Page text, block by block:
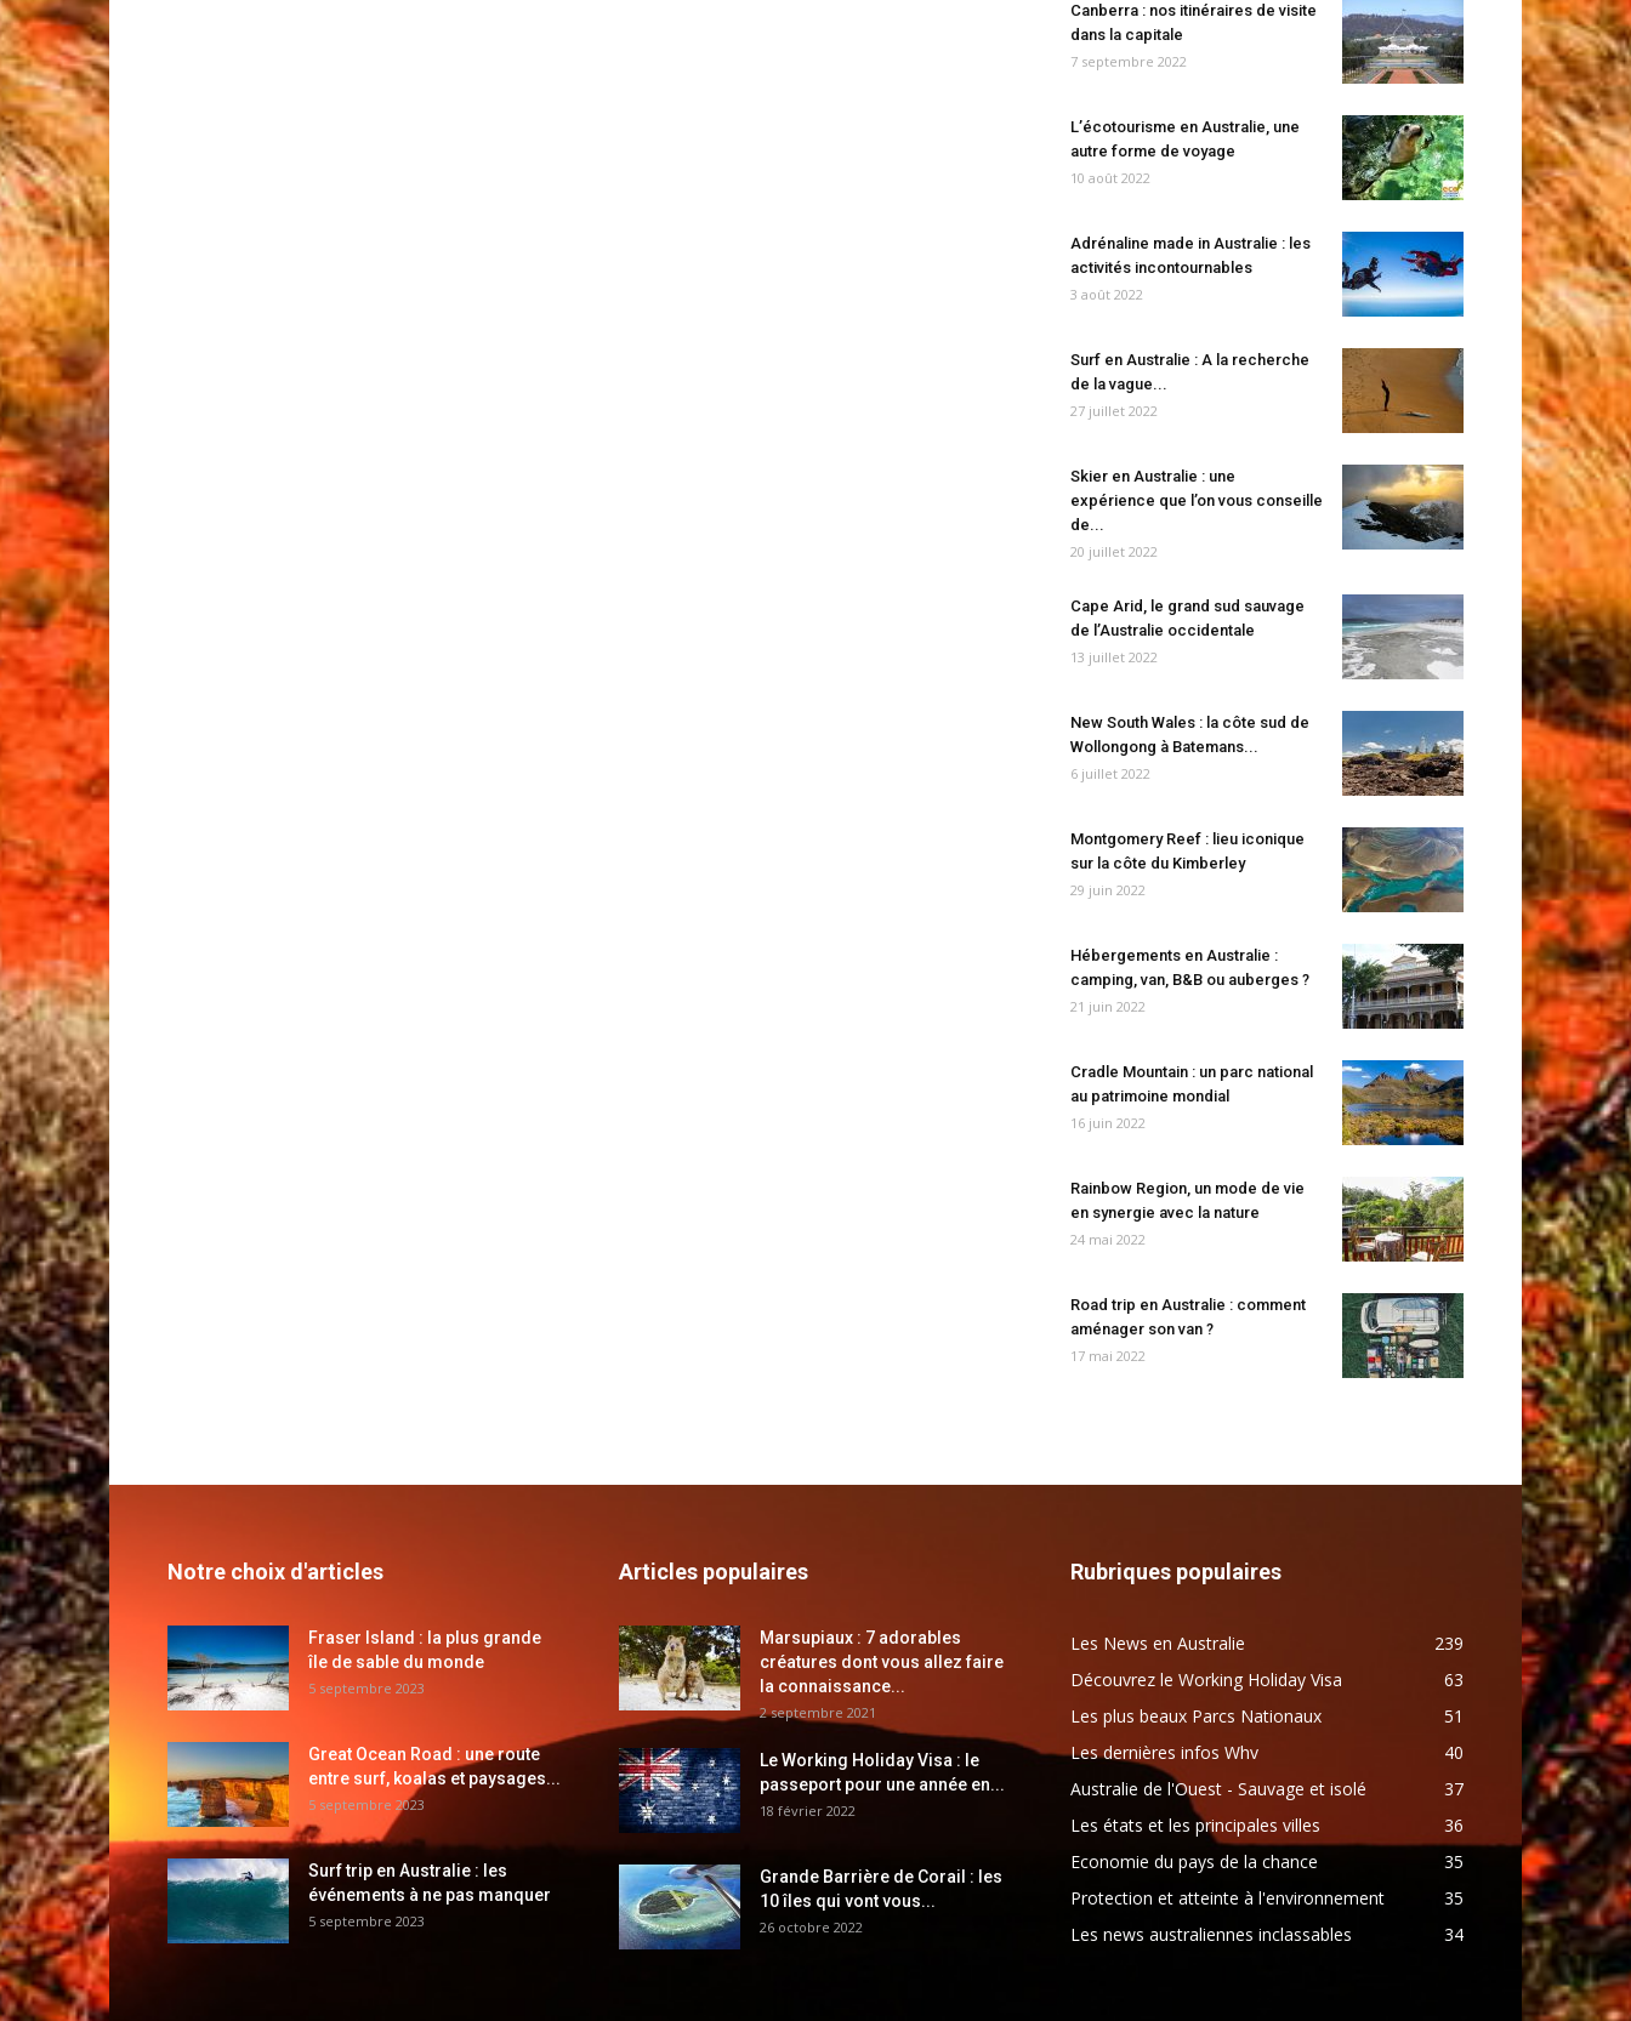
Canberra : nos itinéraires de visite
dans la capitale
7 septembre 2022
L’écotourisme en Australie, une
autre forme de voyage
10 août 2022
Adrénaline made in Australie : les
activités incontournables
3 août 2022
Surf en Australie : A la recherche
de la vague...
27 juillet 2022
Skier en Australie : une
expérience que l’on vous conseille
de...
20 juillet 2022
Cape Arid, le grand sud sauvage
de l’Australie occidentale
13 juillet 2022
New South Wales : la côte sud de
Wollongong à Batemans...
6 juillet 2022
Montgomery Reef : lieu iconique
sur la côte du Kimberley
29 juin 2022
Hébergements en Australie :
camping, van, B&B ou auberges ?
21 juin 2022
Cradle Mountain : un parc national
au patrimoine mondial
16 juin 2022
Rainbow Region, un mode de vie
en synergie avec la nature
24 mai 2022
Road trip en Australie : comment
aménager son van ?
17 mai 2022
Notre choix d'articles
Fraser Island : la plus grande
île de sable du monde
5 septembre 2023
Great Ocean Road : une route
entre surf, koalas et paysages...
5 septembre 2023
Surf trip en Australie : les
événements à ne pas manquer
5 septembre 2023
Articles populaires
Marsupiaux : 7 adorables
créatures dont vous allez faire
la connaissance...
2 septembre 2021
Le Working Holiday Visa : le
passeport pour une année en...
18 février 2022
Grande Barrière de Corail : les
10 îles qui vont vous...
26 octobre 2022
Rubriques populaires
Les News en Australie
239
Découvrez le Working Holiday Visa
63
Les plus beaux Parcs Nationaux
51
Les dernières infos Whv
40
Australie de l'Ouest - Sauvage et isolé
37
Les états et les principales villes
36
Economie du pays de la chance
35
Protection et atteinte à l'environnement
35
Les news australiennes inclassables
34